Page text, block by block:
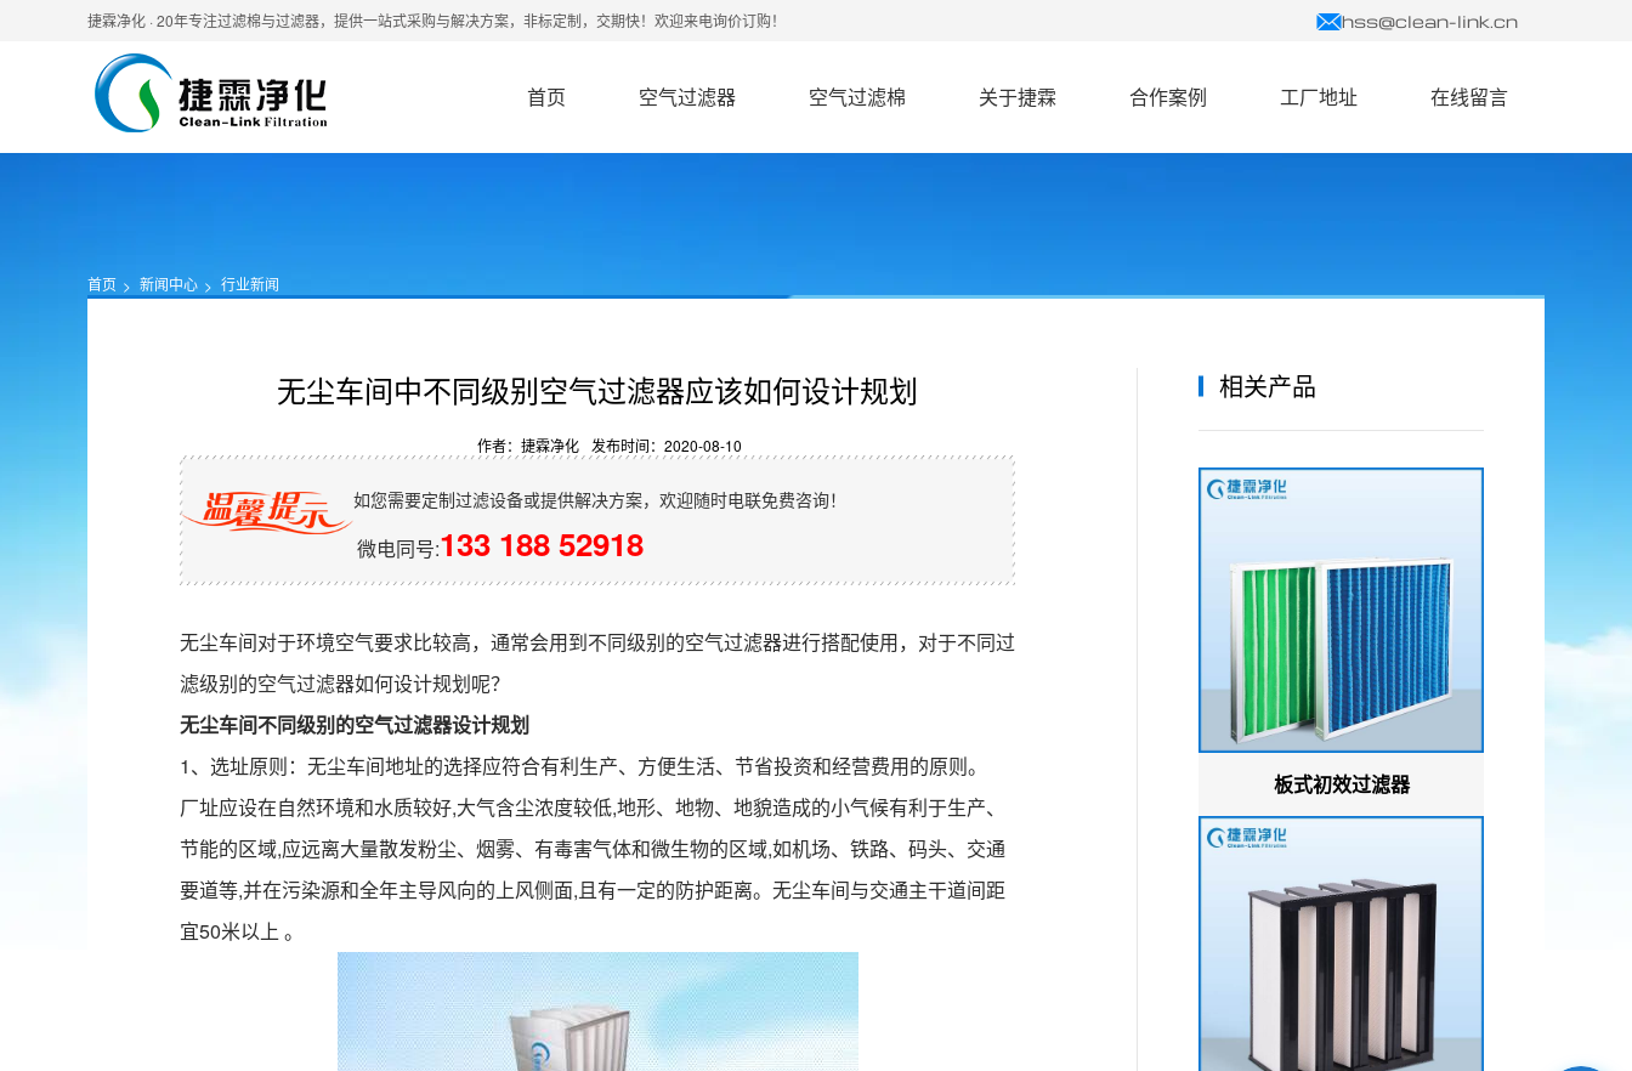
捷霖净化 · 20年专注过滤棉与过滤器，提供一站式采购与解决方案，非标定制，交期快！欢迎来电询价订购！ hss@clean-link.cn
首页 空气过滤器 空气过滤棉 关于捷霖 合作案例 工厂地址 在线留言
首页 新闻中心 行业新闻
无尘车间中不同级别空气过滤器应该如何设计规划
作者：捷霖净化 发布时间：2020-08-10
如您需要定制过滤设备或提供解决方案，欢迎随时电联免费咨询！
微电同号:133 188 52918
无尘车间对于环境空气要求比较高，通常会用到不同级别的空气过滤器进行搭配使用，对于不同过
滤级别的空气过滤器如何设计规划呢？
无尘车间不同级别的空气过滤器设计规划
1、选址原则：无尘车间地址的选择应符合有利生产、方便生活、节省投资和经营费用的原则。
厂址应设在自然环境和水质较好,大气含尘浓度较低,地形、地物、地貌造成的小气候有利于生产、
节能的区域,应远离大量散发粉尘、烟雾、有毒害气体和微生物的区域,如机场、铁路、码头、交通
要道等,并在污染源和全年主导风向的上风侧面,且有一定的防护距离。无尘车间与交通主干道间距
宜50米以上 。
相关产品
板式初效过滤器